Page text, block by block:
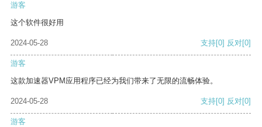
游客
这个软件很好用
2024-05-28 支持[0] 反对[0]
游客
这款加速器VPM应用程序已经为我们带来了无限的流畅体验。
2024-05-28 支持[0] 反对[0]
游客